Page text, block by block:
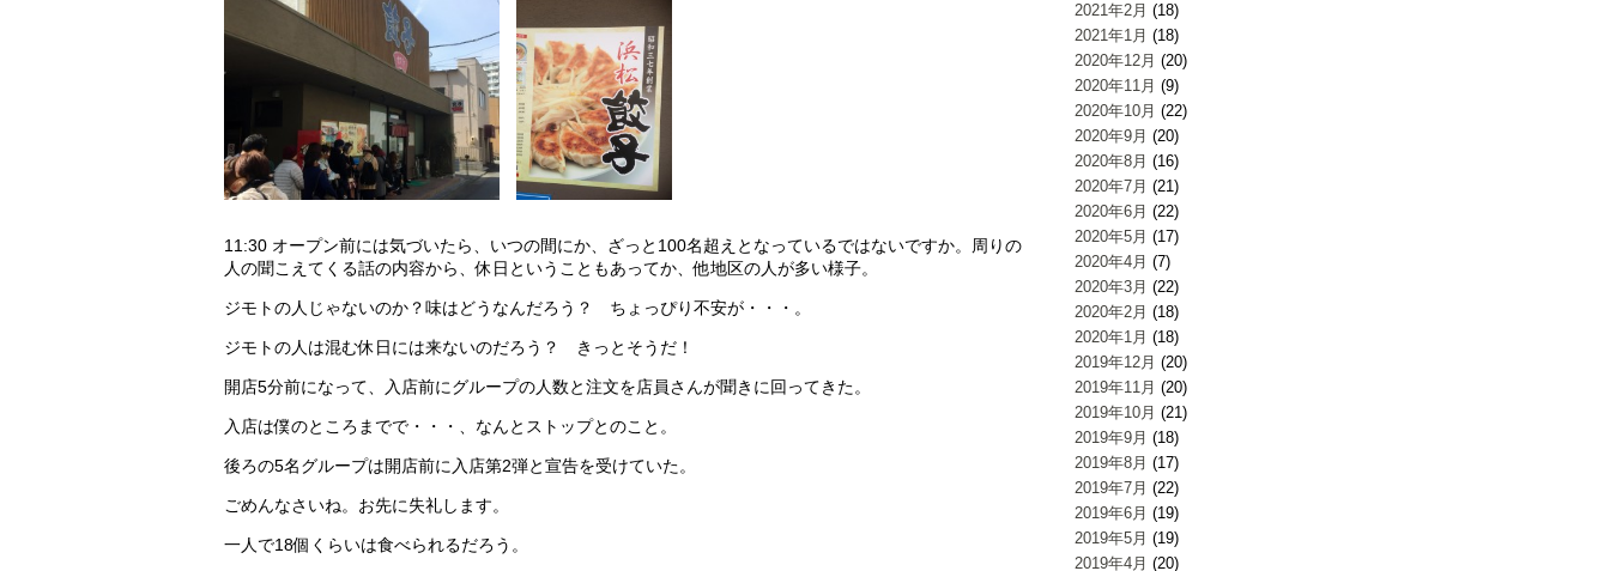
2021年2月 (18)
2021年1月 (18)
2020年12月 (20)
2020年11月 (9)
2020年10月 (22)
2020年9月 (20)
2020年8月 (16)
2020年7月 (21)
2020年6月 (22)
2020年5月 (17)
2020年4月 (7)
2020年3月 (22)
2020年2月 (18)
2020年1月 (18)
2019年12月 (20)
2019年11月 (20)
2019年10月 (21)
2019年9月 (18)
2019年8月 (17)
2019年7月 (22)
2019年6月 (19)
2019年5月 (19)
2019年4月 (20)
11:30 オープン前には気づいたら、いつの間にか、ざっと100名超えとなっているではないですか。周りの
人の聞こえてくる話の内容から、休日ということもあってか、他地区の人が多い様子。
ジモトの人じゃないのか？味はどうなんだろう？ ちょっぴり不安が・・・。
ジモトの人は混む休日には来ないのだろう？ きっとそうだ！
開店5分前になって、入店前にグループの人数と注文を店員さんが聞きに回ってきた。
入店は僕のところまでで・・・、なんとストップとのこと。
後ろの5名グループは開店前に入店第2弾と宣告を受けていた。
ごめんなさいね。お先に失礼します。
一人で18個くらいは食べられるだろう。